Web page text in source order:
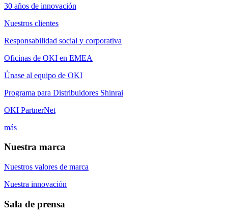
30 años de innovación
Nuestros clientes
Responsabilidad social y corporativa
Oficinas de OKI en EMEA
Únase al equipo de OKI
Programa para Distribuidores Shinrai
OKI PartnerNet
más
Nuestra marca
Nuestros valores de marca
Nuestra innovación
Sala de prensa